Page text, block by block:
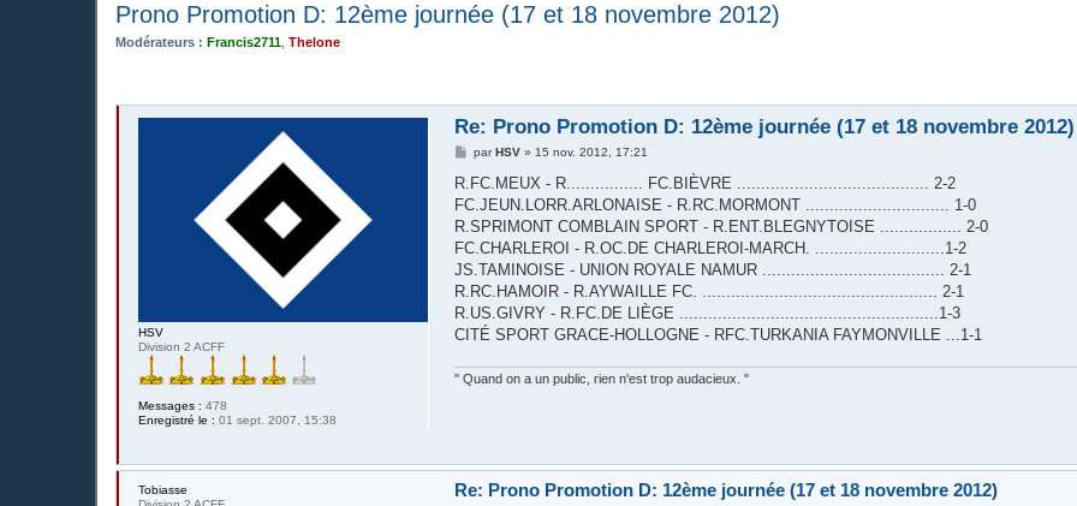
Prono Promotion D: 12ème journée (17 et 18 novembre 2012)
Modérateurs : Francis2711 Thelone
HSV
Division 2 ACFF
Messages : 478
Enregistré le : 01 sept. 2007, 15:38
Re: Prono Promotion D: 12ème journée (17 et 18 novembre 2012)
M
s
a
g
parHSV » 15 nov. 2012, 17:21
R.FC.MEUX - R................ FC.BIÈVRE ........................................ 2-2
FC.JEUN.LORR.ARLONAISE - R.RC.MORMONT .............................. 1-0
R.SPRIMONT COMBLAIN SPORT - R.ENT.BLEGNYTOISE ................. 2-0
FC.CHARLEROI - R.OC.DE CHARLEROI-MARCH. ...........................1-2
JS.TAMINOISE - UNION ROYALE NAMUR ...................................... 2-1
R.RC.HAMOIR - R.AYWAILLE FC. ................................................. 2-1
R.US.GIVRY - R.FC.DE LIÈGE ......................................................1-3
CITÉ SPORT GRACE-HOLLOGNE - RFC.TURKANIA FAYMONVILLE ...1-1
" Quand on a un public, rien n'est trop audacieux. "
Tobiasse
Re: Prono Promotion D: 12ème journée (17 et 18 novembre 2012)